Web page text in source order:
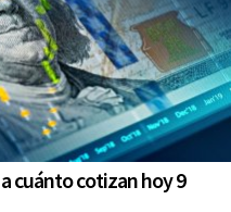
cuánto cotizan hoy 9